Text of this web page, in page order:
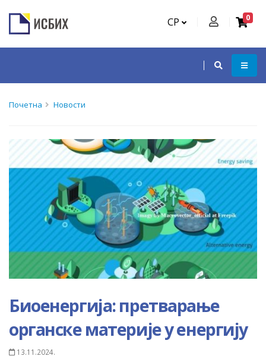
СР 0
Почетна Новости
Биоенергија: претварање
органске материје у енергију
13.11.2024.